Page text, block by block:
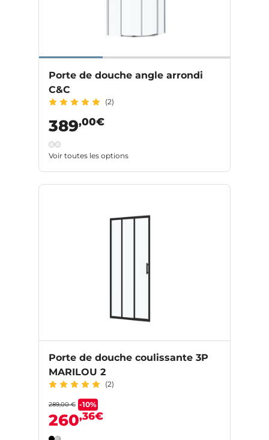
Porte de douche angle arrondi
C&C
(2)
389,00€
Voir toutes les options
Porte de douche coulissante 3P
MARILOU 2
(2)
289,00 € -10%
260,36€